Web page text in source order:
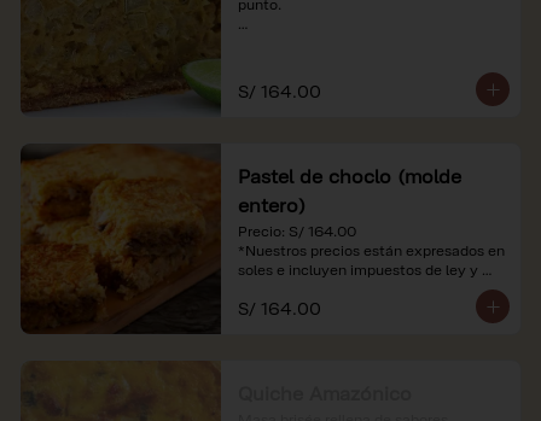
S/ 164.00
Pastel de choclo (molde
entero)
Precio: S/ 164.00
*Nuestros precios están expresados en
soles e incluyen impuestos de ley y
S/ 164.00